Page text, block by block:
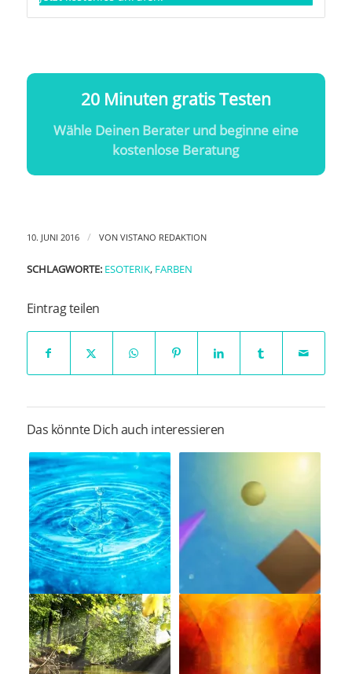
20 Minuten gratis Testen
Wähle Deinen Berater und beginne eine
kostenlose Beratung
10. JUNI 2016 / VON VISTANO REDAKTION
SCHLAGWORTE: ESOTERIK, FARBEN
Eintrag teilen
Das könnte Dich auch interessieren